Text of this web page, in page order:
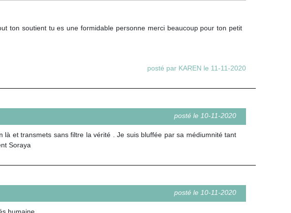
ton soutient tu es une formidable personne merci beaucoup pour ton petit
posté par KAREN le 11-11-2020
posté le 10-11-2020
et transmets sans filtre la vérité . Je suis bluffée par sa médiumnité tant
Soraya
posté le 10-11-2020